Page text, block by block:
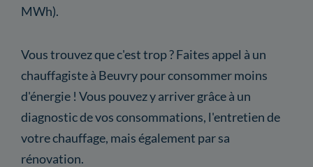
MWh).
Vous trouvez que c'est trop ? Faites appel à un
chauffagiste à Beuvry pour consommer moins
d'énergie ! Vous pouvez y arriver grâce à un
diagnostic de vos consommations, l'entretien de
votre chauffage, mais également par sa
rénovation.